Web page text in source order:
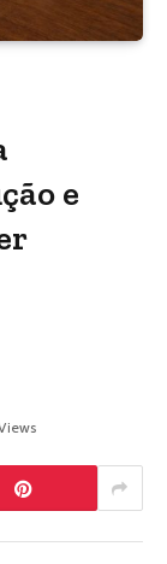
e